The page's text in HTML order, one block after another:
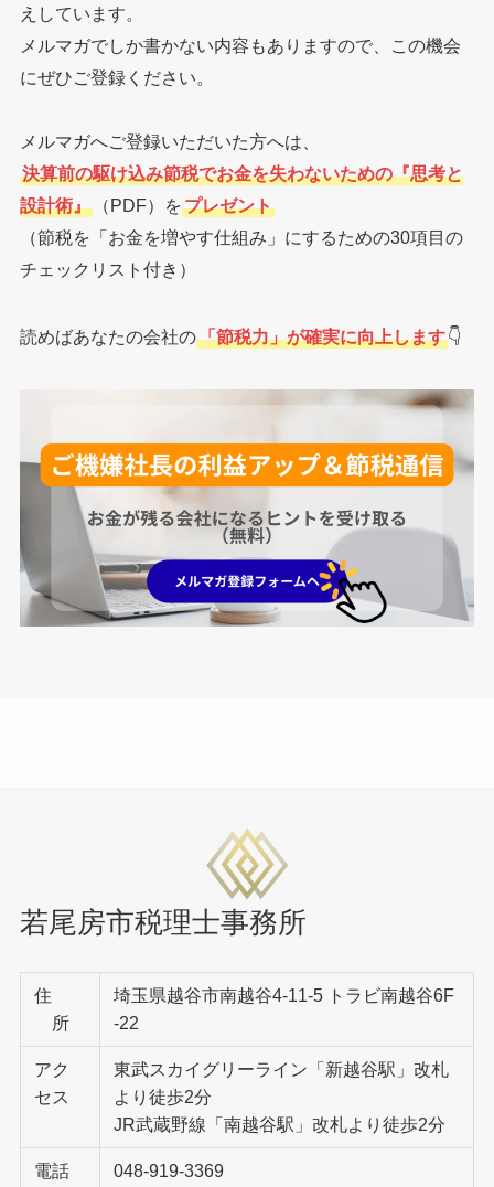
えしています。
メルマガでしか書かない内容もありますので、この機会
にぜひご登録ください。
メルマガへご登録いただいた方へは、
決算前の駆け込み節税でお金を失わないための『思考と
設計術』（PDF）をプレゼント
（節税を「お金を増やす仕組み」にするための30項目の
チェックリスト付き）
読めばあなたの会社の「節税力」が確実に向上します👇
若尾房市税理士事務所
住
所
埼玉県越谷市南越谷4-11-5 トラビ南越谷6F
-22
アク
セス
東武スカイグリーライン「新越谷駅」改札
より徒歩2分
JR武蔵野線「南越谷駅」改札より徒歩2分
電話
048-919-3369